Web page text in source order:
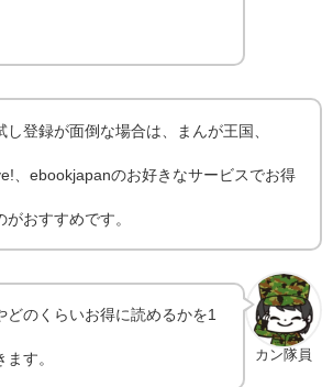
し登録が面倒な場合は、まんが王国、
、ebookjapanのお好きなサービスでお得
がおすすめです。
カン隊員
どのくらいお得に読めるかを1
す。